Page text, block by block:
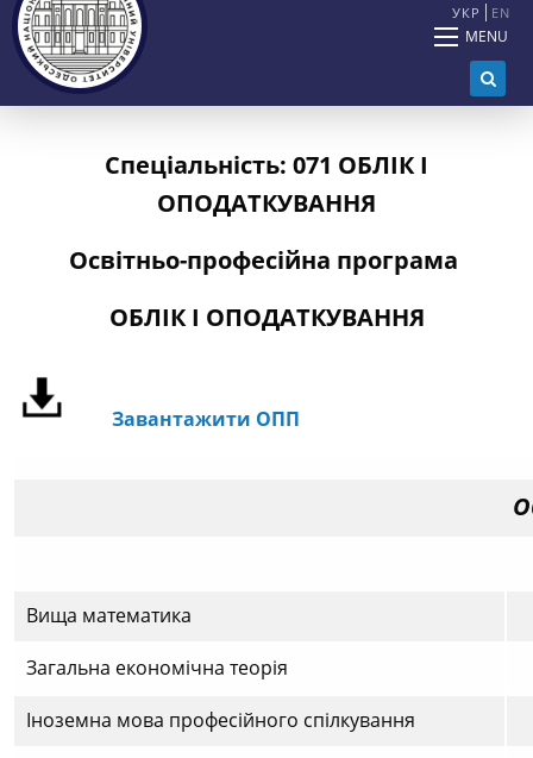
УКР EN
MENU
Спеціальність: 071 ОБЛІК І
ОПОДАТКУВАННЯ
Освітньо-професійна програма
ОБЛІК І ОПОДАТКУВАННЯ
Завантажити ОПП
Вища математика
Загальна економічна теорія
Іноземна мова професійного спілкування